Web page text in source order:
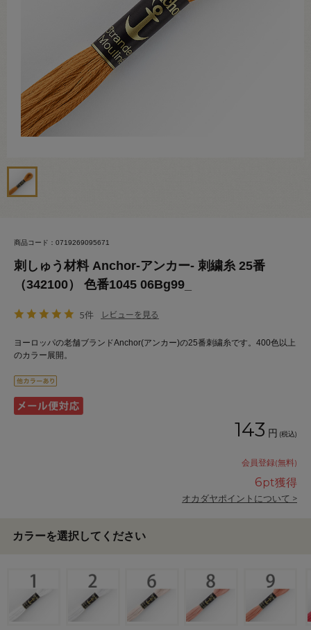
商品コード：0719269095671
刺しゅう材料 Anchor-アンカー- 刺繍糸 25番
（342100） 色番1045 06Bg99_
5件 レビューを見る
ヨーロッパの老舗ブランドAnchor(アンカー)の25番刺繍糸です。400色以上
のカラー展開。
143 円 (税込)
会員登録(無料)
6pt獲得
オカダヤポイントについて >
カラーを選択してください